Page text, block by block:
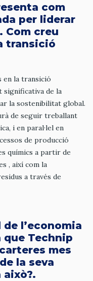
com
per liderar
Com creu
transició
en la transició
significativa de la
la sostenibilitat global.
de seguir treballant
i en paral·lel en
de producció
químics a partir de
, així com la
a través de
l’economia
que Technip
mes
la seva
això?.